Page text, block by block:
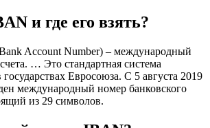
и где его взять?
Account Number) – международный
… Это стандартная система
государствах Евросоюза. С 5 августа 2019
международный номер банковского
из 29 символов.